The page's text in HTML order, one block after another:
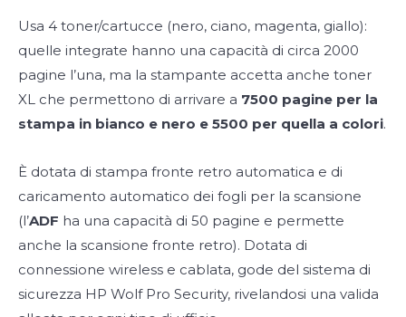
Usa 4 toner/cartucce (nero, ciano, magenta, giallo):
quelle integrate hanno una capacità di circa 2000
pagine l’una, ma la stampante accetta anche toner
XL che permettono di arrivare a 7500 pagine per la
stampa in bianco e nero e 5500 per quella a colori.
È dotata di stampa fronte retro automatica e di
caricamento automatico dei fogli per la scansione
(l’ADF ha una capacità di 50 pagine e permette
anche la scansione fronte retro). Dotata di
connessione wireless e cablata, gode del sistema di
sicurezza HP Wolf Pro Security, rivelandosi una valida